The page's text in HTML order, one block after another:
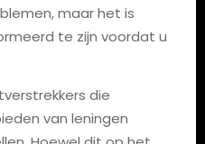
maar het is
te zijn voordat u
die
van leningen